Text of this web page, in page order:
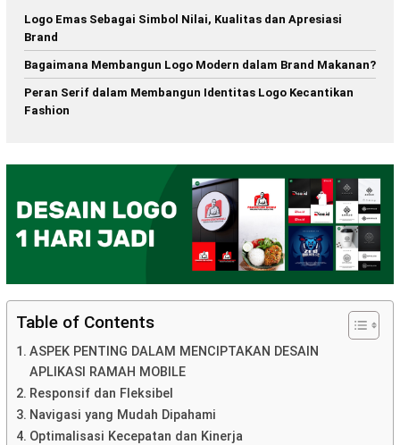
Logo Emas Sebagai Simbol Nilai, Kualitas dan Apresiasi
Brand
Bagaimana Membangun Logo Modern dalam Brand Makanan?
Peran Serif dalam Membangun Identitas Logo Kecantikan
Fashion
Table of Contents
ASPEK PENTING DALAM MENCIPTAKAN DESAIN
APLIKASI RAMAH MOBILE
Responsif dan Fleksibel
Navigasi yang Mudah Dipahami
Optimalisasi Kecepatan dan Kinerja